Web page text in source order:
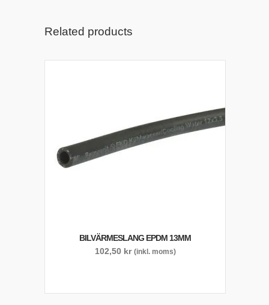
Related products
BILVÄRMESLANG EPDM 13MM
102,50 kr (inkl. moms)